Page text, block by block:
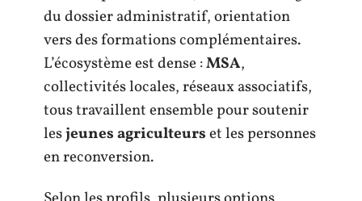
du dossier administratif, orientation
vers des formations complémentaires.
L’écosystème est dense :MSA,
collectivités locales, réseaux associatifs,
tous travaillent ensemble pour soutenir
lesjeunes agriculteurset les personnes
en reconversion.